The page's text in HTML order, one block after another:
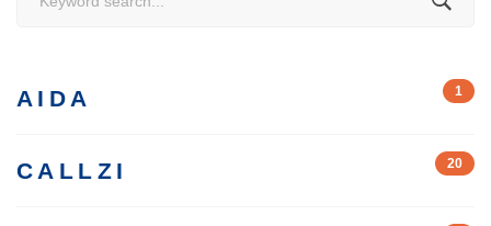
AIDA 1
CALLZI 20